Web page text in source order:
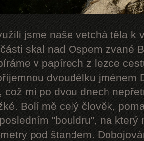
jsme naše vetchá těla k
skal nad Ospem zvané
v papírech z lezce
dvoudélku jménem
což mi po dvou dnech
Bolí mě celý člověk,
"bouldru", na který
pod štandem.